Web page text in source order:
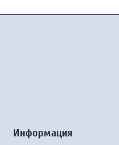
Информация